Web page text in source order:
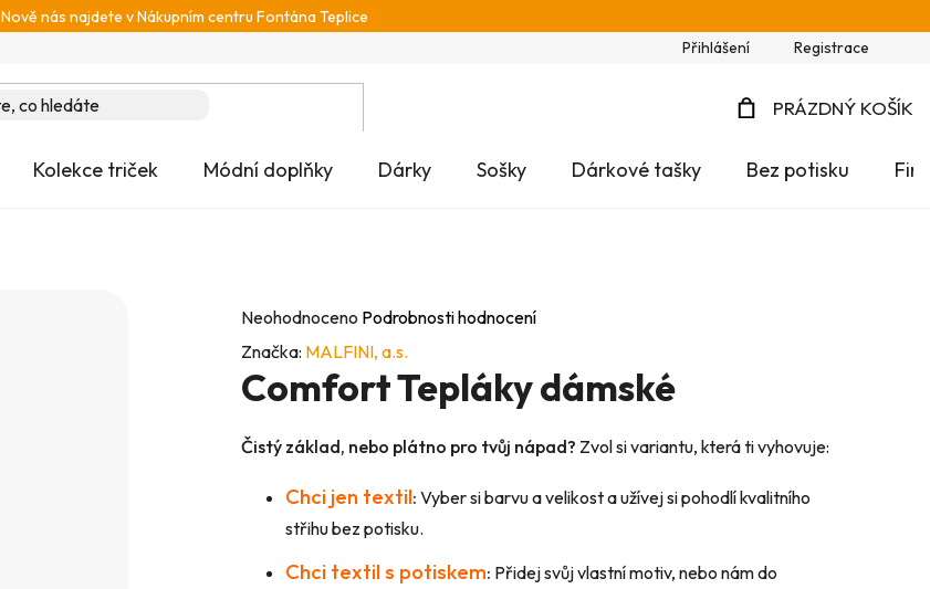
Nově nás najdete v Nákupním centru Fontána Teplice
Přihlášení Registrace
PRÁZDNÝ KOŠÍK
Kolekce triček Módní doplňky Dárky Sošky Dárkové tašky Bez potisku
Průměrné
hodnocení
produktu
je
0,0
hvězdiček.
Neohodnoceno Podrobnosti hodnocení
Značka: MALFINI, a.s.
Comfort Tepláky dámské
Čistý základ, nebo plátno pro tvůj nápad? Zvol si variantu, která ti vyhovuje:
Chci jen textil: Vyber si barvu a velikost a užívej si pohodlí kvalitního
střihu bez potisku.
Chci textil s potiskem: Přidej svůj vlastní motiv, nebo nám do